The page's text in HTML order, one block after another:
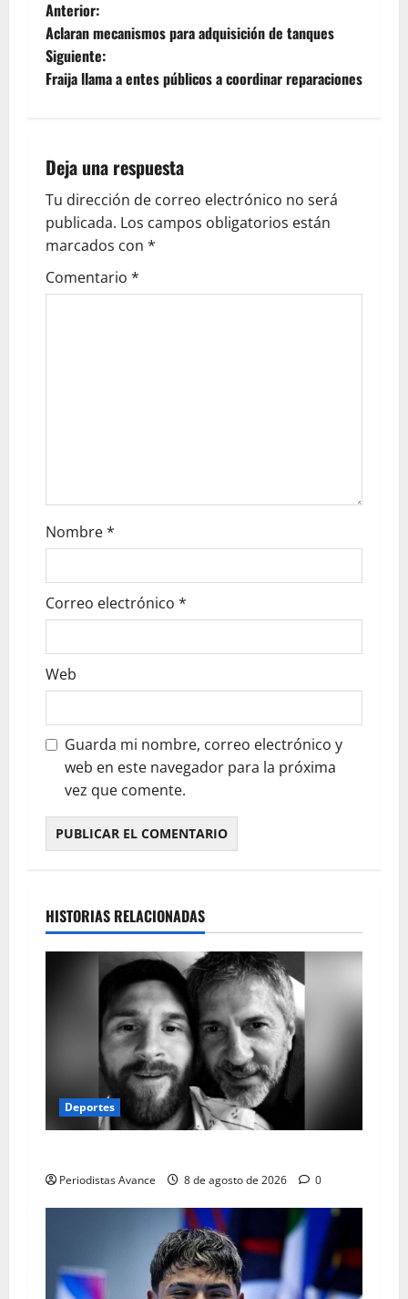
Anterior:
Aclaran mecanismos para adquisición de tanques
Siguiente:
Fraija llama a entes públicos a coordinar reparaciones
Deja una respuesta
Tu dirección de correo electrónico no será
publicada. Los campos obligatorios están
marcados con *
Comentario *
Nombre*
Correo electrónico *
Web
Guarda mi nombre, correo electrónico y
web en este navegador para la próxima
vez que comente.
HISTORIAS RELACIONADAS
Deportes
Periodistas Avance 8 de agosto de 2026 0